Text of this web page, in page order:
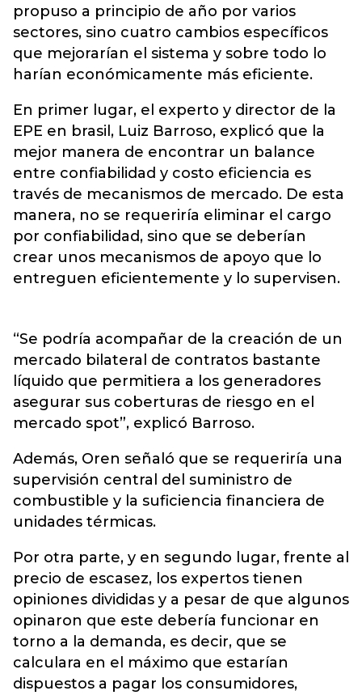
propuso a principio de año por varios
sectores, sino cuatro cambios específicos
que mejorarían el sistema y sobre todo lo
harían económicamente más eficiente.
En primer lugar, el experto y director de la
EPE en brasil, Luiz Barroso, explicó que la
mejor manera de encontrar un balance
entre confiabilidad y costo eficiencia es
través de mecanismos de mercado. De esta
manera, no se requeriría eliminar el cargo
por confiabilidad, sino que se deberían
crear unos mecanismos de apoyo que lo
entreguen eficientemente y lo supervisen.
“Se podría acompañar de la creación de un
mercado bilateral de contratos bastante
líquido que permitiera a los generadores
asegurar sus coberturas de riesgo en el
mercado spot”, explicó Barroso.
Además, Oren señaló que se requeriría una
supervisión central del suministro de
combustible y la suficiencia financiera de
unidades térmicas.
Por otra parte, y en segundo lugar, frente al
precio de escasez, los expertos tienen
opiniones divididas y a pesar de que algunos
opinaron que este debería funcionar en
torno a la demanda, es decir, que se
calculara en el máximo que estarían
dispuestos a pagar los consumidores,